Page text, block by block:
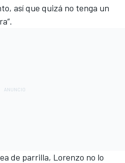
así que quizá no tenga un
de parrilla, Lorenzo no lo